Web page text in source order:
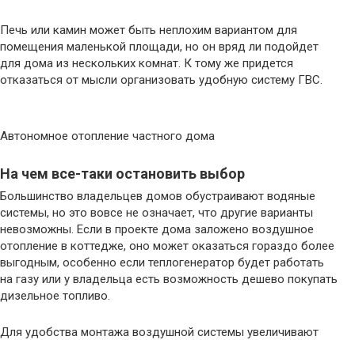
Печь или камин может быть неплохим вариантом для
помещения маленькой площади, но он вряд ли подойдет
для дома из нескольких комнат. К тому же придется
отказаться от мысли организовать удобную систему ГВС.
Автономное отопление частного дома
На чем все-таки остановить выбор
Большинство владельцев домов обустраивают водяные
системы, но это вовсе не означает, что другие варианты
невозможны. Если в проекте дома заложено воздушное
отопление в коттедже, оно может оказаться гораздо более
выгодным, особенно если теплогенератор будет работать
на газу или у владельца есть возможность дешево покупать
дизельное топливо.
Для удобства монтажа воздушной системы увеличивают